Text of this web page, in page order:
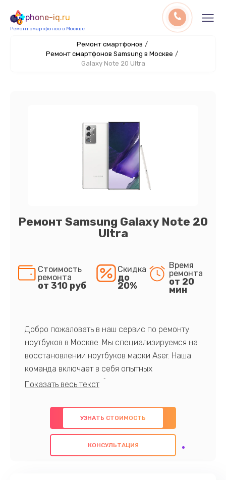
phone-iq.ru
Ремонт смартфонов в Москве
Ремонт смартфонов /
Ремонт смартфонов Samsung в Москве /
Galaxy Note 20 Ultra
Ремонт Samsung Galaxy Note 20
Ultra
Стоимость
ремонта
от 310 руб
Скидка
до
20%
Время
ремонта
от 20
мин
Добро пожаловать в наш сервис по ремонту
ноутбуков в Москве. Мы специализируемся на
восстановлении ноутбуков марки Aser. Наша
команда включает в себя опытных
профессионалов с обширными знаниями и
предлагаем быстрый и качественный ремонт с
использованием оригинальных компонентов, а
также гарантируем качество всех
проведенных работ. Наша цель - предоставить
УЗНАТЬ СТОИМОСТЬ
КОНСУЛЬТАЦИЯ